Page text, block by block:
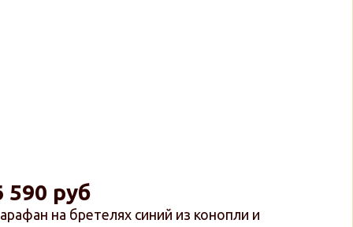
на бретелях синий из конопли и
590 руб